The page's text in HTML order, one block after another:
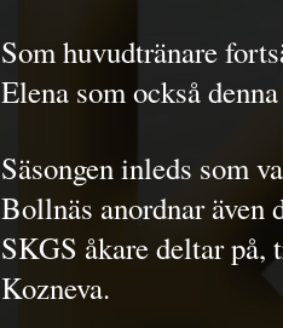
Som huvudtränare
Elena som också
Säsongen inleds som
Bollnäs anordnar även
SKGS åkare deltar på,
Kozneva.